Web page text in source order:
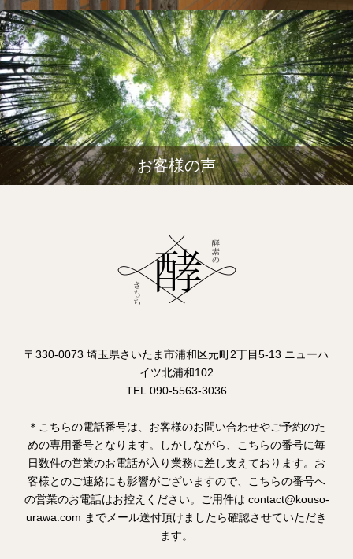
お客様の声
〒330-0073 埼玉県さいたま市浦和区元町2丁目5-13 ニューハ
イツ北浦和102
TEL.090-5563-3036
＊こちらの電話番号は、お客様のお問い合わせやご予約のた
めの専用番号となります。しかしながら、こちらの番号に毎
日数件の営業のお電話が入り業務に差し支えております。お
客様とのご連絡にも影響がございますので、こちらの番号へ
の営業のお電話はお控えください。ご用件は contact@kouso-
urawa.com までメール送付頂けましたら確認させていただき
ます。